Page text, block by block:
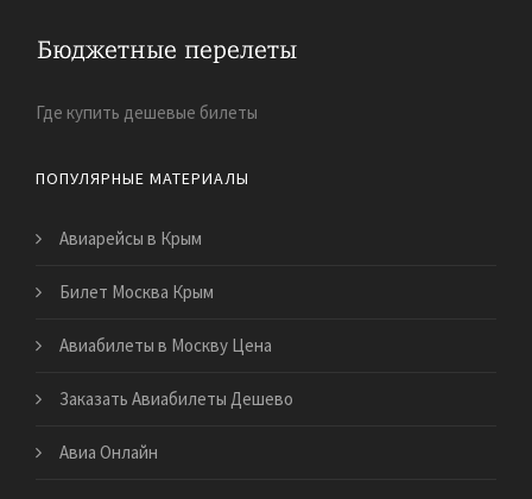
Где купить дешевые билеты
ПОПУЛЯРНЫЕ МАТЕРИАЛЫ
Авиарейсы в Крым
Билет Москва Крым
Авиабилеты в Москву Цена
Заказать Авиабилеты Дешево
Авиа Онлайн